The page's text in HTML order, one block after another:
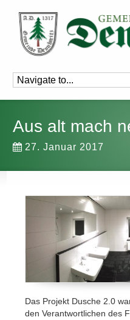
Aus alt mach
27. Januar 2017
Das Projekt Dusche 2.0
den Verantwortlichen des